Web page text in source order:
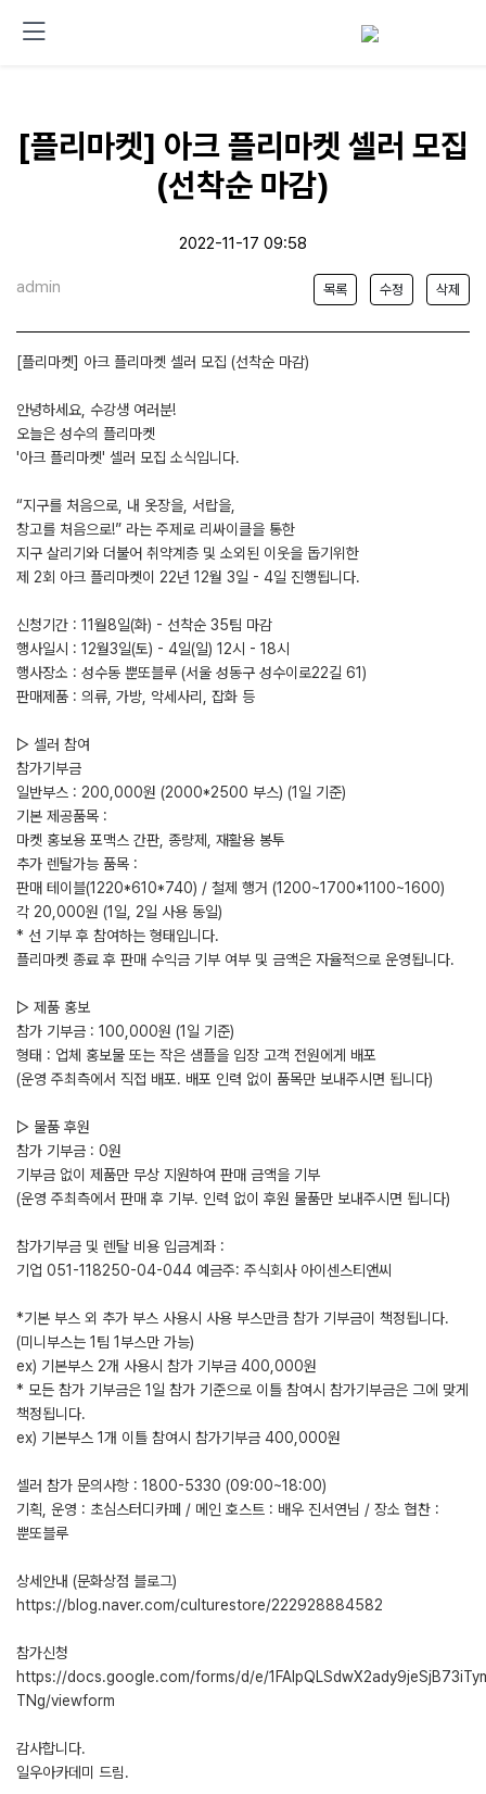
[플리마켓] 아크 플리마켓 셀러 모집
(선착순 마감)
2022-11-17 09:58
admin 목록 수정 삭제
[플리마켓] 아크 플리마켓 셀러 모집 (선착순 마감)
안녕하세요, 수강생 여러분!
오늘은 성수의 플리마켓
'아크 플리마켓' 셀러 모집 소식입니다.
“지구를 처음으로, 내 옷장을, 서랍을,
창고를 처음으로!” 라는 주제로 리싸이클을 통한
지구 살리기와 더불어 취약계층 및 소외된 이웃을 돕기위한
제 2회 아크 플리마켓이 22년 12월 3일 - 4일 진행됩니다.
신청기간 : 11월8일(화) - 선착순 35팀 마감
행사일시 : 12월3일(토) - 4일(일) 12시 - 18시
행사장소 : 성수동 뿐또블루 (서울 성동구 성수이로22길 61)
판매제품 : 의류, 가방, 악세사리, 잡화 등
▷ 셀러 참여
참가기부금
일반부스 : 200,000원 (2000*2500 부스) (1일 기준)
기본 제공품목 :
마켓 홍보용 포맥스 간판, 종량제, 재활용 봉투
추가 렌탈가능 품목 :
판매 테이블(1220*610*740) / 철제 행거 (1200~1700*1100~1600)
각 20,000원 (1일, 2일 사용 동일)
* 선 기부 후 참여하는 형태입니다.
플리마켓 종료 후 판매 수익금 기부 여부 및 금액은 자율적으로 운영됩니다.
▷ 제품 홍보
참가 기부금 : 100,000원 (1일 기준)
형태 : 업체 홍보물 또는 작은 샘플을 입장 고객 전원에게 배포
(운영 주최측에서 직접 배포. 배포 인력 없이 품목만 보내주시면 됩니다)
▷ 물품 후원
참가 기부금 : 0원
기부금 없이 제품만 무상 지원하여 판매 금액을 기부
(운영 주최측에서 판매 후 기부. 인력 없이 후원 물품만 보내주시면 됩니다)
참가기부금 및 렌탈 비용 입금계좌 :
기업 051-118250-04-044 예금주: 주식회사 아이센스티앤씨
*기본 부스 외 추가 부스 사용시 사용 부스만큼 참가 기부금이 책정됩니다.
(미니부스는 1팀 1부스만 가능)
ex) 기본부스 2개 사용시 참가 기부금 400,000원
* 모든 참가 기부금은 1일 참가 기준으로 이틀 참여시 참가기부금은 그에 맞게
책정됩니다.
ex) 기본부스 1개 이틀 참여시 참가기부금 400,000원
셀러 참가 문의사항 : 1800-5330 (09:00~18:00)
기획, 운영 : 초심스터디카페 / 메인 호스트 : 배우 진서연님 / 장소 협찬 :
뿐또블루
상세안내 (문화상점 블로그)
https://blog.naver.com/culturestore/222928884582
참가신청
https://docs.google.com/forms/d/e/
TNg/viewform
감사합니다.
일우아카데미 드림.